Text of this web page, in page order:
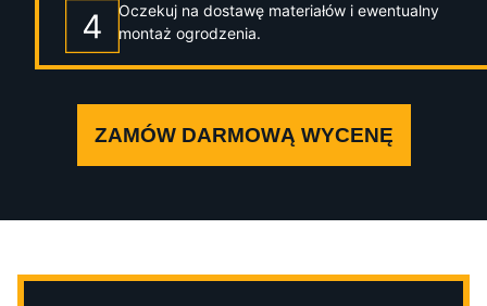
Oczekuj na dostawę materiałów i ewentualny
montaż ogrodzenia.
ZAMÓW DARMOWĄ WYCENĘ